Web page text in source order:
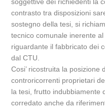
contrasto tra disposizioni
sostegno della tesi, si
tecnico comunale inerente
riguardante il fabbricato dei
dal CTU.
Cosi’ ricostruita la
controricorrenti proprietari
la tesi, frutto indubbiamente
corredato anche da